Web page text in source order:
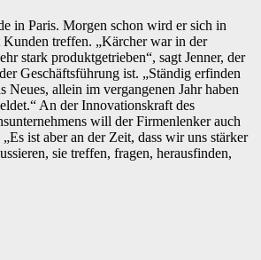
in Paris. Morgen schon wird er sich in
Kunden treffen. „Kärcher war in der
stark produktgetrieben“, sagt Jenner, der
Geschäftsführung ist. „Ständig erfinden
Neues, allein im vergangenen Jahr haben
An der Innovationskraft des
will der Firmenlenker auch
ist aber an der Zeit, dass wir uns stärker
sie treffen, fragen, herausfinden,